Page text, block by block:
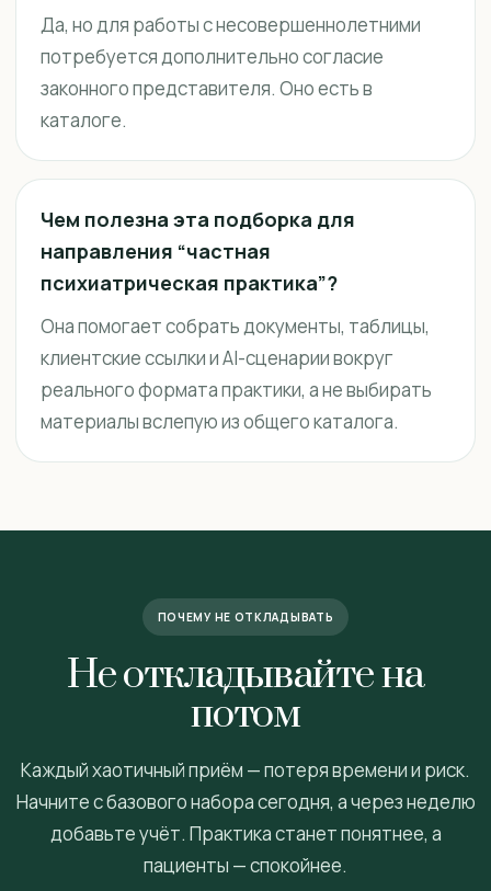
Да, но для работы с несовершеннолетними
потребуется дополнительно согласие
законного представителя. Оно есть в
каталоге.
Чем полезна эта подборка для
направления “частная
психиатрическая практика”?
Она помогает собрать документы, таблицы,
клиентские ссылки и AI-сценарии вокруг
реального формата практики, а не выбирать
материалы вслепую из общего каталога.
ПОЧЕМУ НЕ ОТКЛАДЫВАТЬ
Не откладывайте на
потом
Каждый хаотичный приём — потеря времени и риск.
Начните с базового набора сегодня, а через неделю
добавьте учёт. Практика станет понятнее, а
пациенты — спокойнее.